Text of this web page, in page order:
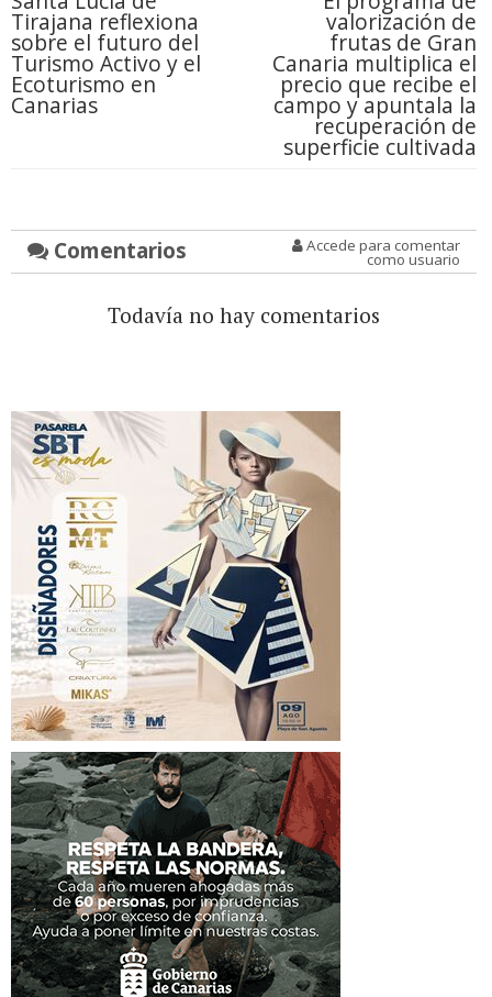
Tirajana reflexiona
sobre el futuro del
Turismo Activo y el
Ecoturismo en
Canarias
valorización de
frutas de Gran
Canaria multiplica el
precio que recibe el
campo y apuntala la
recuperación de
superficie cultivada
Comentarios Accede para comentar
como usuario
Todavía no hay comentarios